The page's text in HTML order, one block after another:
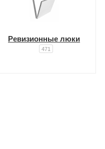
Ревизионные люки
471